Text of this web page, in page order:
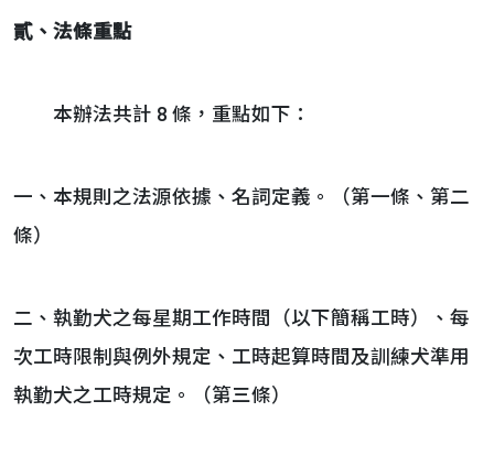
貳、 法條重點
本辦法共計 8 條，重點如下：
一、本規則之法源依據、名詞定義。（第一條、第二
條）
二、執勤犬之每星期工作時間（以下簡稱工時）、每
次工時限制與例外規定、工時起算時間及訓練犬準用
執勤犬之工時規定。（第三條）